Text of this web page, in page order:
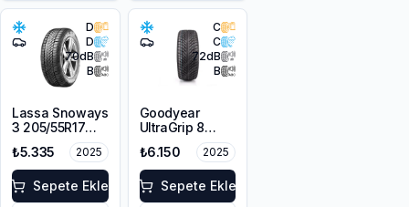
D
D
70dB
B
Lassa Snoways
3 205/55R17
95V XL M+S
3PMSF
₺5.335 2025
Sepete Ekle
C
C
72dB
B
Goodyear
UltraGrip 8
Performance
215/50R17 95V
XL M+S FP
₺6.150 2025
Sepete Ekle